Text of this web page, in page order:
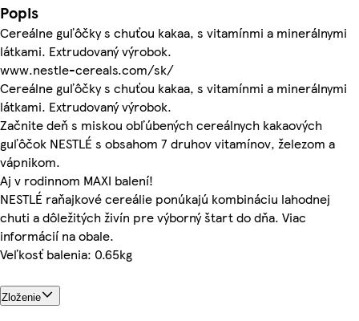
Popis
Cereálne guľôčky s chuťou kakaa, s vitamínmi a minerálnymi
látkami. Extrudovaný výrobok.
www.nestle-cereals.com/sk/
Cereálne guľôčky s chuťou kakaa, s vitamínmi a minerálnymi
látkami. Extrudovaný výrobok.
Začnite deň s miskou obľúbených cereálnych kakaových
guľôčok NESTLÉ s obsahom 7 druhov vitamínov, železom a
vápnikom.
Aj v rodinnom MAXI balení!
NESTLÉ raňajkové cereálie ponúkajú kombináciu lahodnej
chuti a dôležitých živín pre výborný štart do dňa. Viac
informácií na obale.
Veľkosť balenia: 0.65kg
Zloženie